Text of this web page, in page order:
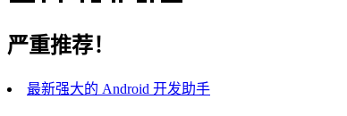
严重推荐！
最新强大的 Android 开发助手